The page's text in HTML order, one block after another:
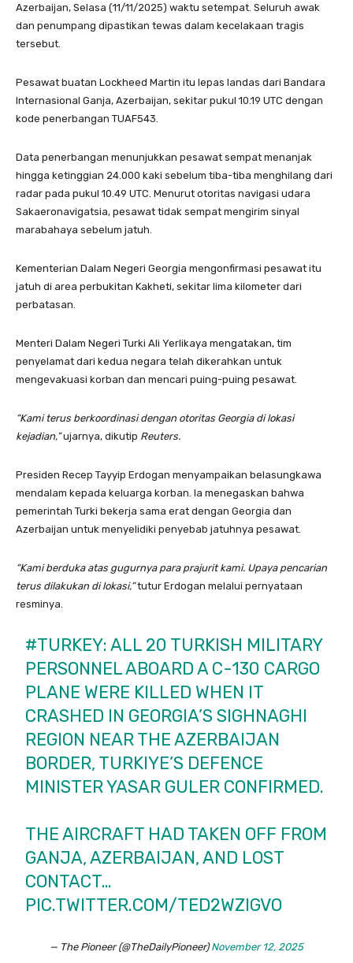
Azerbaijan, Selasa (11/11/2025) waktu setempat. Seluruh awak
dan penumpang dipastikan tewas dalam kecelakaan tragis
tersebut.
Pesawat buatan Lockheed Martin itu lepas landas dari Bandara
Internasional Ganja, Azerbaijan, sekitar pukul 10.19 UTC dengan
kode penerbangan TUAF543.
Data penerbangan menunjukkan pesawat sempat menanjak
hingga ketinggian 24.000 kaki sebelum tiba-tiba menghilang dari
radar pada pukul 10.49 UTC. Menurut otoritas navigasi udara
Sakaeronavigatsia, pesawat tidak sempat mengirim sinyal
marabahaya sebelum jatuh.
Kementerian Dalam Negeri Georgia mengonfirmasi pesawat itu
jatuh di area perbukitan Kakheti, sekitar lima kilometer dari
perbatasan.
Menteri Dalam Negeri Turki Ali Yerlikaya mengatakan, tim
penyelamat dari kedua negara telah dikerahkan untuk
mengevakuasi korban dan mencari puing-puing pesawat.
“Kami terus berkoordinasi dengan otoritas Georgia di lokasi
kejadian,”ujarnya, dikutip Reuters.
Presiden Recep Tayyip Erdogan menyampaikan belasungkawa
mendalam kepada keluarga korban. Ia menegaskan bahwa
pemerintah Turki bekerja sama erat dengan Georgia dan
Azerbaijan untuk menyelidiki penyebab jatuhnya pesawat.
“Kami berduka atas gugurnya para prajurit kami. Upaya pencarian
terus dilakukan di lokasi,”tutur Erdogan melalui pernyataan
resminya.
#TURKEY: ALL 20 TURKISH MILITARY
PERSONNEL ABOARD A C-130 CARGO
PLANE WERE KILLED WHEN IT
CRASHED IN GEORGIA’S SIGHNAGHI
REGION NEAR THE AZERBAIJAN
BORDER, TURKIYE’S DEFENCE
MINISTER YASAR GULER CONFIRMED.
THE AIRCRAFT HAD TAKEN OFF FROM
GANJA, AZERBAIJAN, AND LOST
CONTACT…
PIC.TWITTER.COM/TED2WZIGVO
— The Pioneer (@TheDailyPioneer)November 12, 2025